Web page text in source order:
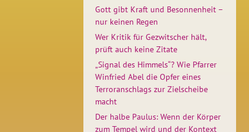
Gott gibt Kraft und Besonnenheit –
nur keinen Regen
Wer Kritik für Gezwitscher hält,
prüft auch keine Zitate
„Signal des Himmels“? Wie Pfarrer
Winfried Abel die Opfer eines
Terroranschlags zur Zielscheibe
macht
Der halbe Paulus: Wenn der Körper
zum Tempel wird und der Kontext